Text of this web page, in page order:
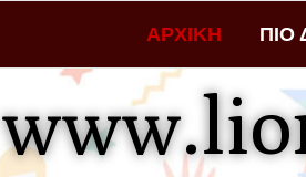
ΑΡΧΙΚΗ ΠΙΟ